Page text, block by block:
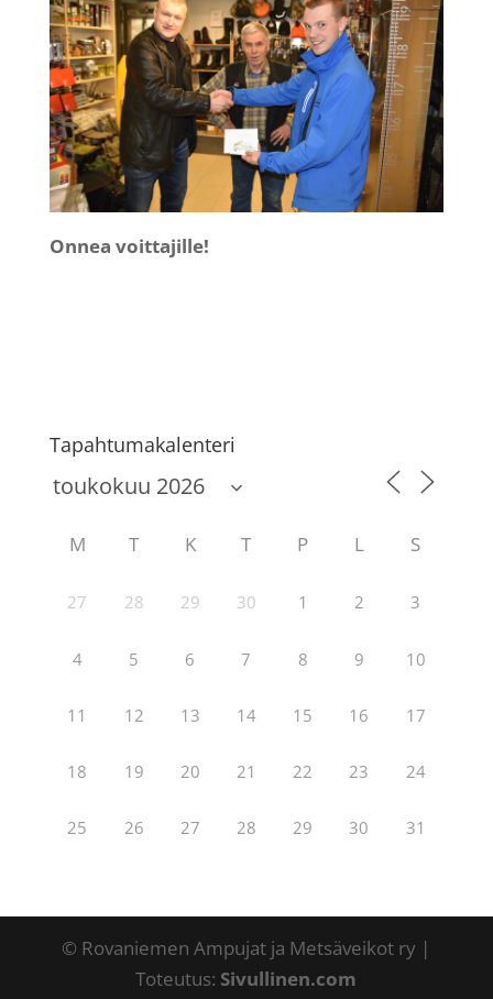
Onnea voittajille!
Tapahtumakalenteri
M T K T P L S
27 28 29 30 1 2 3
4 5 6 7 8 9 10
11 12 13 14 15 16 17
18 19 20 21 22 23 24
25 26 27 28 29 30 31
© Rovaniemen Ampujat ja Metsäveikot ry |
Toteutus: Sivullinen.com